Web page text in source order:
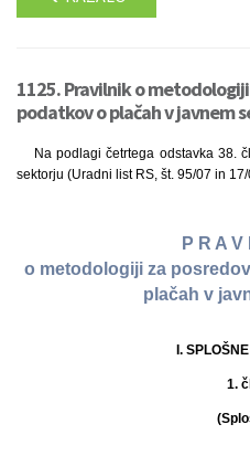
1125. Pravilnik o
podatkov o plačah v javnem
Na podlagi četrtega odstavka 38.
sektorju (Uradni list RS, št. 95/07 in
P R A V
o metodologiji za
plačah v
I.
1.